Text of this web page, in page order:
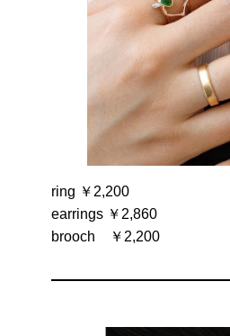
ring ￥2,200
earrings ￥2,860
brooch ￥2,200